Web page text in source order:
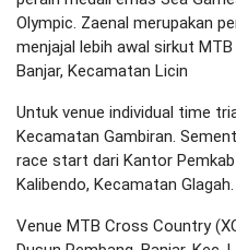
Olympic. Zaenal merupakan
menjajal lebih awal sirkut
Banjar, Kecamatan Licin
Untuk venue individual time
Kecamatan Gambiran.
race start dari Kantor
Kalibendo, Kecamatan Glagah.
Venue MTB Cross Country